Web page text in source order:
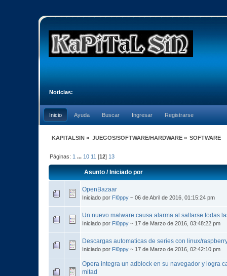
Noticias:
Inicio Ayuda Buscar Ingresar Registrarse
KAPITALSIN » JUEGOS/SOFTWARE/HARDWARE» SOFTWARE
Páginas: 1 ... 10 11 [12] 13
Asunto/Iniciado por
OpenBazaar
Iniciado por Fl0ppy ~ 06 de Abril de 2016, 01:15:24 pm
Un nuevo malware causa alarma al saltarse todas
Iniciado por Fl0ppy ~ 17 de Marzo de 2016, 03:48:22 pm
Descargas automaticas de series con linux/
Iniciado por Fl0ppy ~ 17 de Marzo de 2016, 02:42:10 pm
Opera integra un adblock en su navegador y logra
mitad